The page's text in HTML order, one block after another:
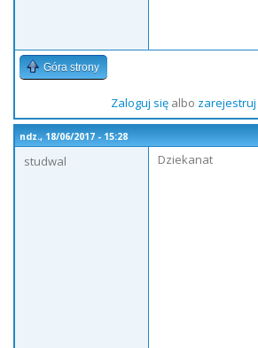
Góra strony
Zaloguj sięalbo zarejestruj
ndz., 18/06/2017 - 15:28
studwal
Dziekanat